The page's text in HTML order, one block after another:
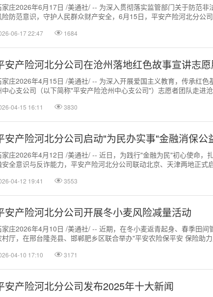
家庄2026年6月17日 /美通社/ -- 为深入贯彻落实监管部门关于防范
险防范意识，守护人民群众财产安全，6月15日，平安产险河北分公
06-17 22:47 1684
安产险河北分公司在沧州落地红色故事宣讲志
家庄2026年4月15日 /美通社/ -- 为深入开展爱国主义教育，传承红
中心支公司（以下简称"平安产险沧州中心支公司"）志愿者团队走进
04-15 16:11 3830
安产险河北分公司启动"为民办实事"金融消保公
家庄2026年4月12日 /美通社/ -- 近日，为践行"金融为民"初心使命，
安全意识与反诈能力，平安产险河北分公司联动北京、天津两地正式
04-12 19:41 3553
安产险河北分公司开展冬小麦风险减量活动
家庄2026年4月10日 /美通社/ -- 近期，在冬小麦返青起身、春季田
村厅，在邢台隆尧县、邯郸肥乡区联合举办"平安农险保平安 保险助
04-10 17:10 3171
安产险河北分公司发布2025年十大新闻